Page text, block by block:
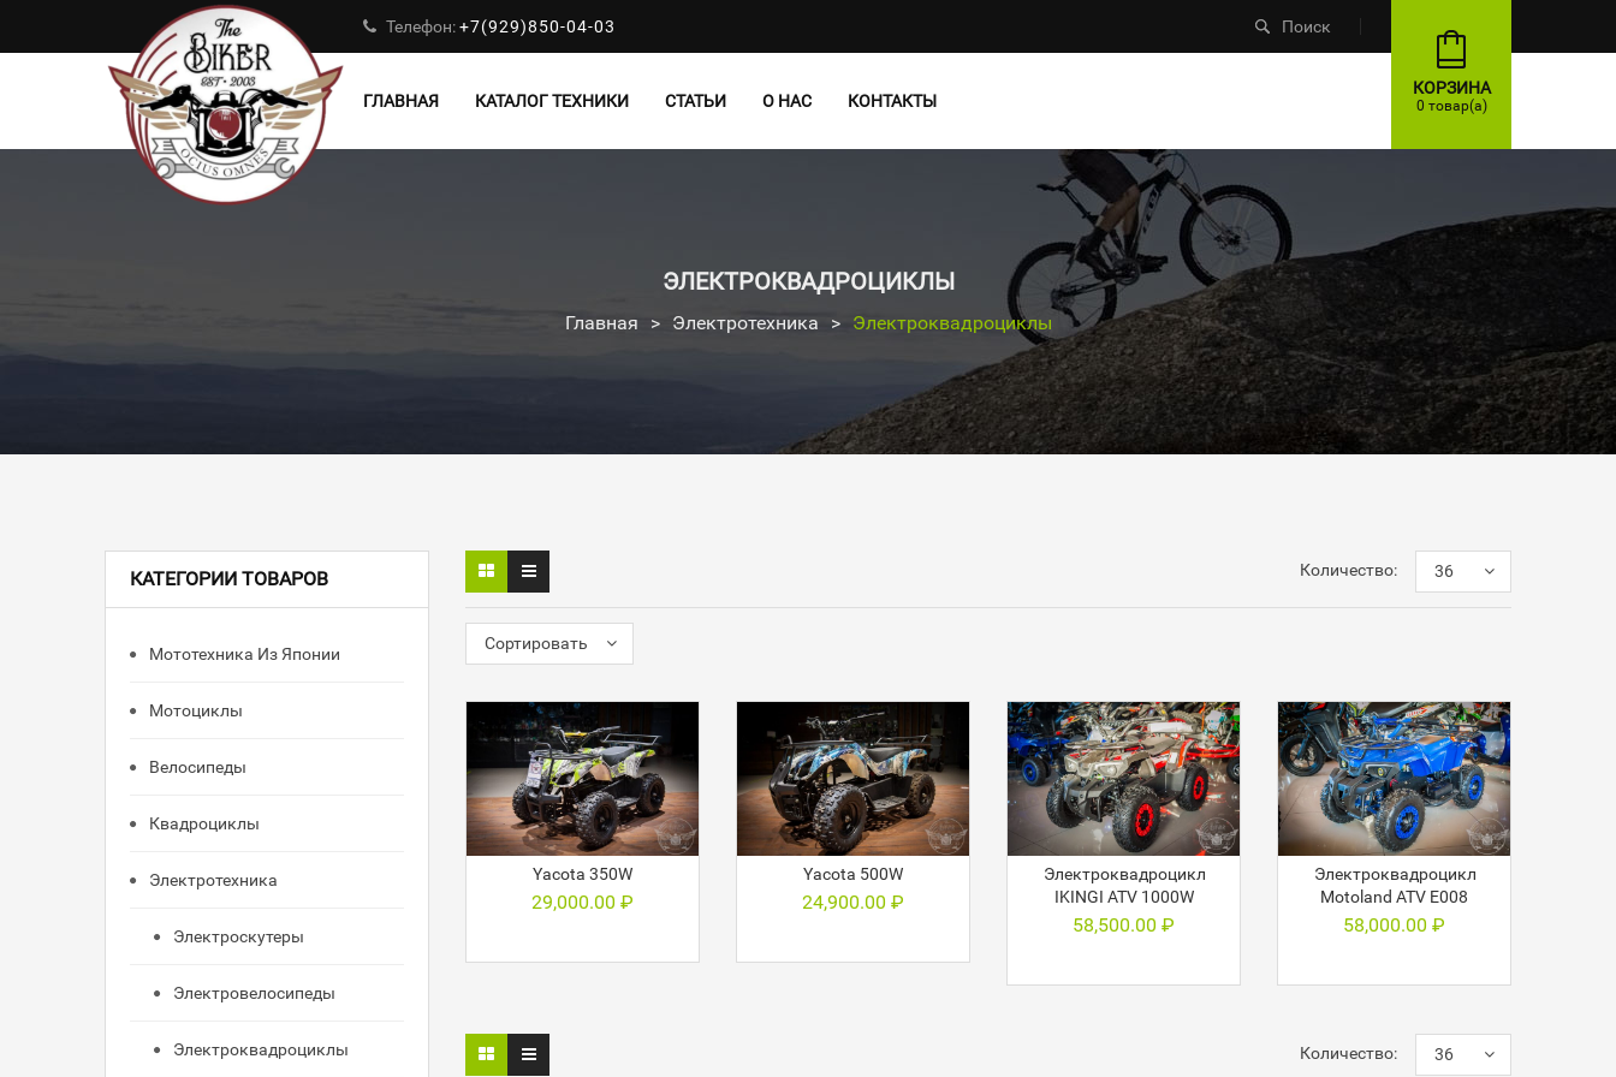
Телефон:+7(929)850-04-03 Поиск
ГЛАВНАЯ КАТАЛОГ ТЕХНИКИ СТАТЬИ О НАС КОНТАКТЫ
КОРЗИНА
0 товар(а)
ЭЛЕКТРОКВАДРОЦИКЛЫ
Главная > Электротехника > Электроквадроциклы
КАТЕГОРИИ ТОВАРОВ
Мототехника Из Японии
Мотоциклы
Велосипеды
Квадроциклы
Электротехника
Электроскутеры
Электровелосипеды
Электроквадроциклы
Количество: 36
Сортировать
Yacota 350W
29,000.00 ₽
Yacota 500W
24,900.00 ₽
Электроквадроцикл
IKINGI ATV 1000W
58,500.00 ₽
Электроквадроцикл
Motoland ATV E008
58,000.00 ₽
Количество: 36